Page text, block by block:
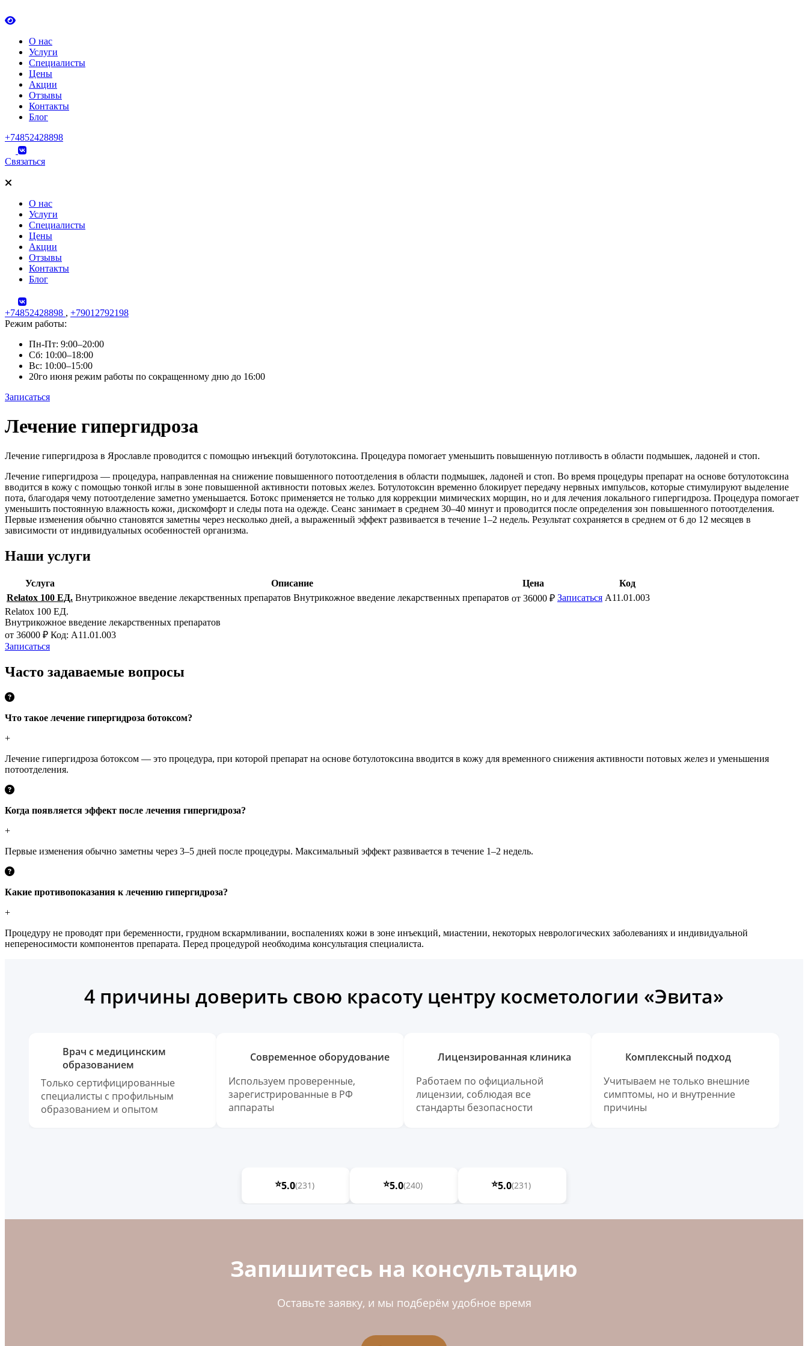
О нас
Услуги
Специалисты
Цены
Акции
Отзывы
Контакты
Блог
+74852428898
Связаться
О нас
Услуги
Специалисты
Цены
Акции
Отзывы
Контакты
Блог
+74852428898 , +79012792198
Режим работы:
Пн-Пт: 9:00–20:00
Сб: 10:00–18:00
Вс: 10:00–15:00
20го июня режим работы по сокращенному дню до 16:00
Записаться
Skip
to
Лечение гипергидроза
Лечение гипергидроза в Ярославле проводится с помощью инъекций ботулотоксина. Процедура помогает уменьшить повышенную потливость в области подмышек, ладоней и стоп.
Лечение гипергидроза — процедура, направленная на снижение повышенного потоотделения в области подмышек, ладоней и стоп. Во время процедуры препарат на основе ботулотоксина
вводится в кожу с помощью тонкой иглы в зоне повышенной активности потовых желез. Ботулотоксин временно блокирует передачу нервных импульсов, которые стимулируют выделение
пота, благодаря чему потоотделение заметно уменьшается. Ботокс применяется не только для коррекции мимических морщин, но и для лечения локального гипергидроза. Процедура помогает
уменьшить постоянную влажность кожи, дискомфорт и следы пота на одежде. Сеанс занимает в среднем 30–40 минут и проводится после определения зон повышенного потоотделения.
Первые изменения обычно становятся заметны через несколько дней, а выраженный эффект развивается в течение 1–2 недель. Результат сохраняется в среднем от 6 до 12 месяцев в
зависимости от индивидуальных особенностей организма.
Наши услуги
Услуга Описание Цена
Код
Relatox 100 ЕД. Внутрикожное введение лекарственных препаратов Внутрикожное введение лекарственных препаратов от 36000 ₽ Записаться A11.01.003
Relatox 100 ЕД.
Внутрикожное введение лекарственных препаратов
от 36000 ₽ Код: A11.01.003
Записаться
Часто задаваемые вопросы
Что такое лечение гипергидроза ботоксом?
+
Лечение гипергидроза ботоксом — это процедура, при которой препарат на основе ботулотоксина вводится в кожу для временного снижения активности потовых желез и уменьшения
потоотделения.
Когда появляется эффект после лечения гипергидроза?
+
Первые изменения обычно заметны через 3–5 дней после процедуры. Максимальный эффект развивается в течение 1–2 недель.
Какие противопоказания к лечению гипергидроза?
+
Процедуру не проводят при беременности, грудном вскармливании, воспалениях кожи в зоне инъекций, миастении, некоторых неврологических заболеваниях и индивидуальной
непереносимости компонентов препарата. Перед процедурой необходима консультация специалиста.
4 причины доверить свою красоту центру косметологии «Эвита»
Врач с медицинским
образованием
Только сертифицированные
специалисты с профильным
образованием и опытом
Современное оборудование
Используем проверенные,
зарегистрированные в РФ
аппараты
Лицензированная клиника
Работаем по официальной
лицензии, соблюдая все
стандарты безопасности
Комплексный подход
Учитываем не только внешние
симптомы, но и внутренние
причины
⭐5.0(231) ⭐5.0(240) ⭐5.0(231)
Запишитесь на консультацию
Оставьте заявку, и мы подберём удобное время